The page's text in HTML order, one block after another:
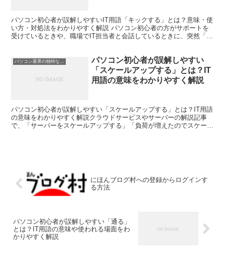
パソコン初心者が誤解しやすいIT用語「キックする」とは？意味・使
い方・対処法をわかりやすく解説 パソコン初心者の方がサポートを
受けているときや、職場でIT担当者と会話しているときに、突然「一
パソコン業界の独特な言い回し
パソコン初心者が誤解しやすい
「スケールアップする」とは？IT
用語の意味をわかりやすく解説
パソコン初心者が誤解しやすい「スケールアップする」とは？IT用語
の意味をわかりやすく解説クラウドサービスやサーバーの解説記事
で、「サーバーをスケールアップする」「負荷が増えたのでスケール
にほんブログ村への登録からログインす
る方法
パソコン初心者が誤解しやすい「通る」
とは？IT用語の意味や使われる場面をわ
かりやすく解説